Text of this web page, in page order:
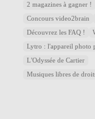
2 magazines à gagner !
Concours video2brain
Découvrez les FAQ !
Lytro : l'appareil photo
L'Odyssée de Cartier
Musiques libres de